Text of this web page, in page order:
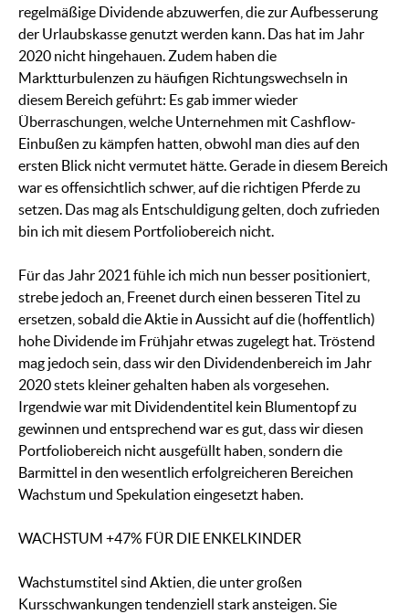
regelmäßige Dividende abzuwerfen, die zur Aufbesserung
der Urlaubskasse genutzt werden kann. Das hat im Jahr
2020 nicht hingehauen. Zudem haben die
Marktturbulenzen zu häufigen Richtungswechseln in
diesem Bereich geführt: Es gab immer wieder
Überraschungen, welche Unternehmen mit Cashflow-
Einbußen zu kämpfen hatten, obwohl man dies auf den
ersten Blick nicht vermutet hätte. Gerade in diesem Bereich
war es offensichtlich schwer, auf die richtigen Pferde zu
setzen. Das mag als Entschuldigung gelten, doch zufrieden
bin ich mit diesem Portfoliobereich nicht.
Für das Jahr 2021 fühle ich mich nun besser positioniert,
strebe jedoch an, Freenet durch einen besseren Titel zu
ersetzen, sobald die Aktie in Aussicht auf die (hoffentlich)
hohe Dividende im Frühjahr etwas zugelegt hat. Tröstend
mag jedoch sein, dass wir den Dividendenbereich im Jahr
2020 stets kleiner gehalten haben als vorgesehen.
Irgendwie war mit Dividendentitel kein Blumentopf zu
gewinnen und entsprechend war es gut, dass wir diesen
Portfoliobereich nicht ausgefüllt haben, sondern die
Barmittel in den wesentlich erfolgreicheren Bereichen
Wachstum und Spekulation eingesetzt haben.
WACHSTUM +47% FÜR DIE ENKELKINDER
Wachstumstitel sind Aktien, die unter großen
Kursschwankungen tendenziell stark ansteigen. Sie